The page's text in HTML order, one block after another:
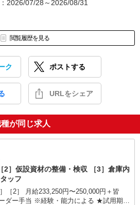
2026/07/28～2026/08/31
閲覧履歴を見る
ク ポストする
URLをシェア
が同じ求人
2］仮設資材の整備・検収 ［3］倉庫内
ッフ
］［2］ 月給233,250円〜250,000円＋皆
ダー手当 ※経験・能力による ★試用期間